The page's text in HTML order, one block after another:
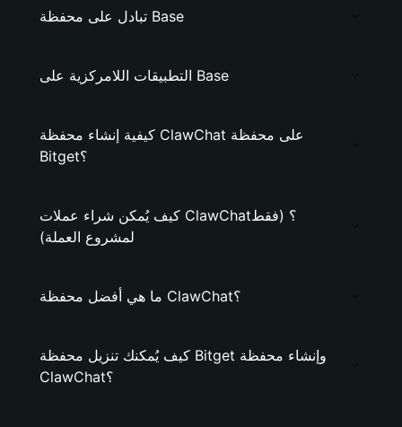
تبادل على محفظة Base
التطبيقات اللامركزية على Base
كيفية إنشاء محفظة ClawChat على محفظة
Bitget؟
كيف يُمكن شراء عملات ClawChat؟ (فقط
لمشروع العملة)
ما هي أفضل محفظة ClawChat؟
كيف يُمكنك تنزيل محفظة Bitget وإنشاء محفظة
ClawChat؟